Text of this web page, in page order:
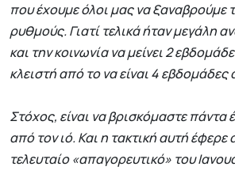
που έχουμε όλοι μας να ξαναβρούμε
ρυθμούς. Γιατί τελικά ήταν μεγάλη
και την κοινωνία να μείνει 2
κλειστή από το να είναι 4 εβδομάδες
Στόχος, είναι να βρισκόμαστε
από τον ιό. Και η τακτική αυτή
τελευταίο «απαγορευτικό» του